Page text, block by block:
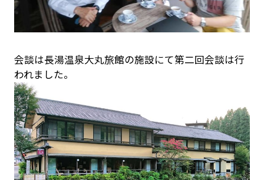
会談は長湯温泉大丸旅館の施設にて第二回会談は行
われました。